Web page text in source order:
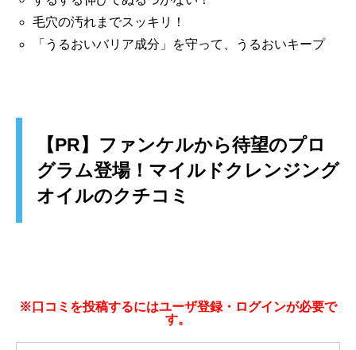
毛穴の汚れまでスッキリ！
「うるおいバリア成分」を守って、うるおいキープ
【PR】ファンケルから待望のプロ
グラム登場！マイルドクレンジング
オイルのクチコミ
※口コミを投稿するにはユーザ登録・ログインが必要で
す。